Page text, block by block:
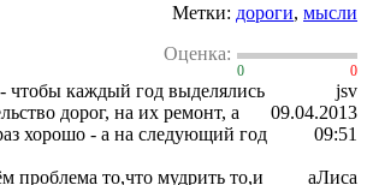
Метки: дороги, мысли
Оценка:
0 0
чтобы каждый год выделялись
дорог, на их ремонт, а
хорошо - а на следующий год
jsv
09.04.2013
09:51
проблема то,что мудрить то,и аЛиса